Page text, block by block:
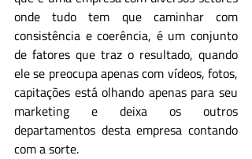
onde tudo tem que caminhar com
consistência e coerência, é um conjunto
de fatores que traz o resultado, quando
ele se preocupa apenas com vídeos, fotos,
capitações está olhando apenas para seu
marketing e deixa os outros
departamentos desta empresa contando
com a sorte.